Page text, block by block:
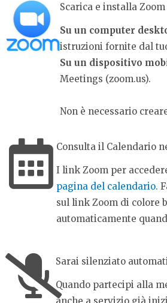
Scarica e installa Zoom
Su un computer
istruzioni fornite dal
Su un dispositivo
Meetings (zoom.us).
Non è necessario
Consulta il Calendario
I link Zoom per
pagina del calendario.
sul link Zoom di colore
automaticamente
Sarai silenziato
Quando partecipi alla
anche a servizio già